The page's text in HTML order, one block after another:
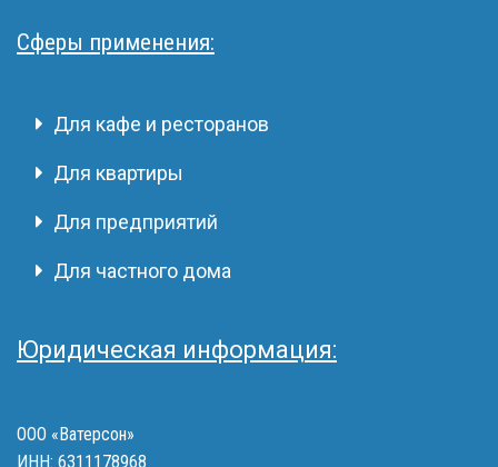
Сферы применения:
Для кафе и ресторанов
Для квартиры
Для предприятий
Для частного дома
Юридическая информация:
ООО «Ватерсон»
ИНН: 6311178968